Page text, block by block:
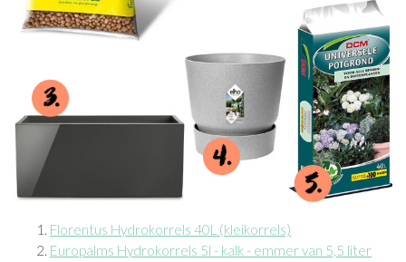
Florentus Hydrokorrels 40L (kleikorrels)
Europalms Hydrokorrels 5l - kalk - emmer van 5,5 liter